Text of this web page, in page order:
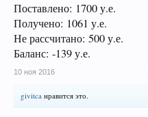
Поставлено: 1700 у.е.
Получено: 1061 у.е.
Не рассчитано: 500 у.е.
Баланс: -139 у.е.
10 ноя 2016
givitca нравится это.